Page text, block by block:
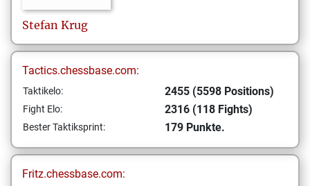
Stefan Krug
Tactics.chessbase.com:
Taktikelo: 2455 (5598 Positions)
Fight Elo: 2316 (118 Fights)
Bester Taktiksprint: 179 Punkte.
Fritz.chessbase.com: